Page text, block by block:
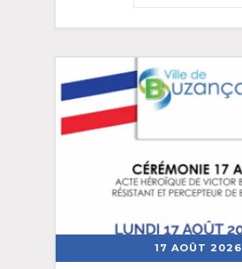
17 AOÛT 2026